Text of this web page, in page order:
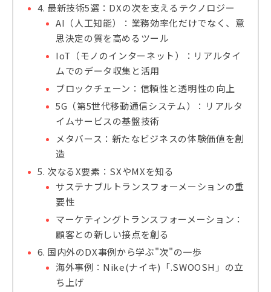
4. 最新技術5選：DXの次を支えるテクノロジー
AI（人工知能）：業務効率化だけでなく、意
思決定の質を高めるツール
IoT（モノのインターネット）：リアルタイ
ムでのデータ収集と活用
ブロックチェーン：信頼性と透明性の向上
5G（第5世代移動通信システム）：リアルタ
イムサービスの基盤技術
メタバース：新たなビジネスの体験価値を創
造
5. 次なるX要素：SXやMXを知る
サステナブルトランスフォーメーションの重
要性
マーケティングトランスフォーメーション：
顧客との新しい接点を創る
6. 国内外のDX事例から学ぶ"次"の一歩
海外事例：Nike(ナイキ)「.SWOOSH」の立
ち上げ